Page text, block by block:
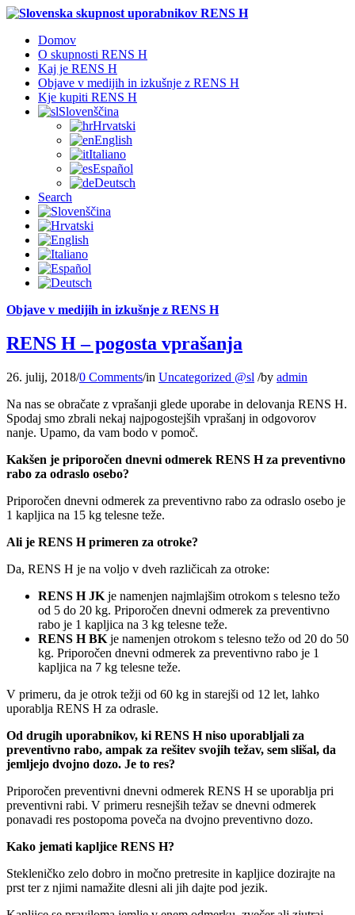
Domov
O skupnosti RENS H
Kaj je RENS H
Objave v medijih in izkušnje z RENS H
Kje kupiti RENS H
Slovenščina
Hrvatski
English
Italiano
Español
Deutsch
Search
Objave v medijih in izkušnje z RENS H
RENS H – pogosta vprašanja
26. julij, 2018/0 Comments/in Uncategorized @sl /by admin
Na nas se obračate z vprašanji glede uporabe in delovanja RENS H.
Spodaj smo zbrali nekaj najpogostejših vprašanj in odgovorov
nanje. Upamo, da vam bodo v pomoč.
Kakšen je priporočen dnevni odmerek RENS H za preventivno
rabo za odraslo osebo?
Priporočen dnevni odmerek za preventivno rabo za odraslo osebo je
1 kapljica na 15 kg telesne teže.
Ali je RENS H primeren za otroke?
Da, RENS H je na voljo v dveh različicah za otroke:
RENS H JK je namenjen najmlajšim otrokom s telesno težo
od 5 do 20 kg. Priporočen dnevni odmerek za preventivno
rabo je 1 kapljica na 3 kg telesne teže.
RENS H BK je namenjen otrokom s telesno težo od 20 do 50
kg. Priporočen dnevni odmerek za preventivno rabo je 1
kapljica na 7 kg telesne teže.
V primeru, da je otrok težji od 60 kg in starejši od 12 let, lahko
uporablja RENS H za odrasle.
Od drugih uporabnikov, ki RENS H niso uporabljali za
preventivno rabo, ampak za rešitev svojih težav, sem slišal, da
jemljejo dvojno dozo. Je to res?
Priporočen preventivni dnevni odmerek RENS H se uporablja pri
preventivni rabi. V primeru resnejših težav se dnevni odmerek
ponavadi res postopoma poveča na dvojno preventivno dozo.
Kako jemati kapljice RENS H?
Stekleničko zelo dobro in močno pretresite in kapljice dozirajte na
prst ter z njimi namažite dlesni ali jih dajte pod jezik.